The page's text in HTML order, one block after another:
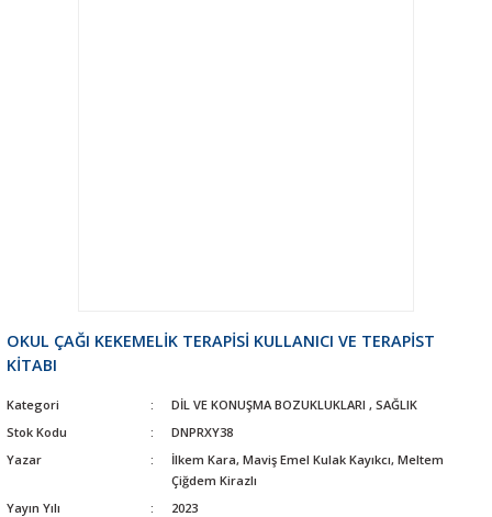
OKUL ÇAĞI KEKEMELİK TERAPİSİ KULLANICI VE TERAPİST
KİTABI
Kategori DİL VE KONUŞMA BOZUKLUKLARI , SAĞLIK
Stok Kodu
DNPRXY38
Yazar
İlkem Kara, Maviş Emel Kulak Kayıkcı, Meltem
Çiğdem Kirazlı
Yayın Yılı
2023